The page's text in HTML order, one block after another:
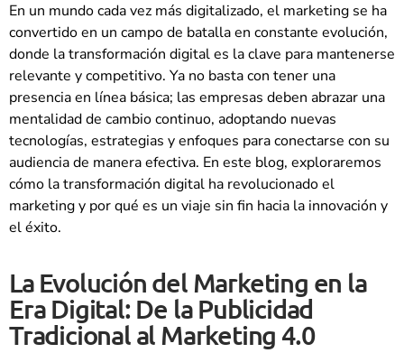
En un mundo cada vez más digitalizado, el marketing se ha
convertido en un campo de batalla en constante evolución,
donde la transformación digital es la clave para mantenerse
relevante y competitivo. Ya no basta con tener una
presencia en línea básica; las empresas deben abrazar una
mentalidad de cambio continuo, adoptando nuevas
tecnologías, estrategias y enfoques para conectarse con su
audiencia de manera efectiva. En este blog, exploraremos
cómo la transformación digital ha revolucionado el
marketing y por qué es un viaje sin fin hacia la innovación y
el éxito.
La Evolución del Marketing en la
Era Digital: De la Publicidad
Tradicional al Marketing 4.0